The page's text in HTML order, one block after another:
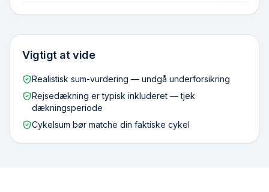
Vigtigt at vide
Realistisk sum-vurdering — undgå underforsikring
Rejsedækning er typisk inkluderet — tjek
dækningsperiode
Cykelsum bør matche din faktiske cykel